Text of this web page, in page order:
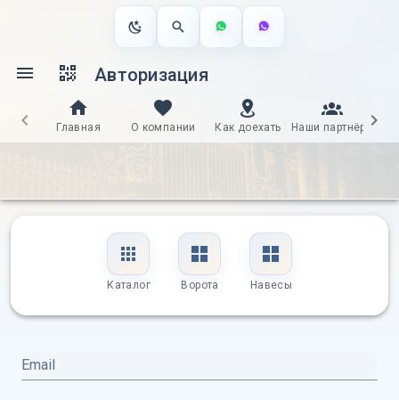
Авторизация
Главная О компании Как доехать Наши партнёры
Каталог Ворота Навесы
Email